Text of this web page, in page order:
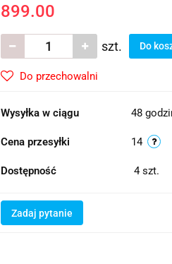
899.00
szt. Do
Do przechowalni
Wysyłka w ciągu 48
Cena przesyłki 14
Dostępność 4 szt.
Zadaj pytanie